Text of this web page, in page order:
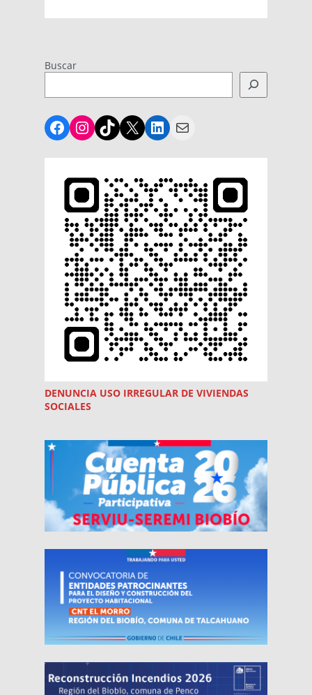
Buscar
Facebook
Instagram
TikTok
X LinkedIn
Mail
DENUNCIA USO IRREGULAR DE VIVIENDAS
SOCIALES